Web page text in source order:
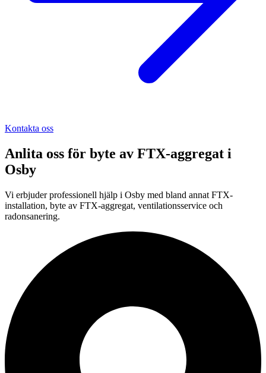
Kontakta oss
Anlita oss för byte av FTX-aggregat i
Osby
Vi erbjuder professionell hjälp i Osby med bland annat FTX-
installation, byte av FTX-aggregat, ventilationsservice och
radonsanering.